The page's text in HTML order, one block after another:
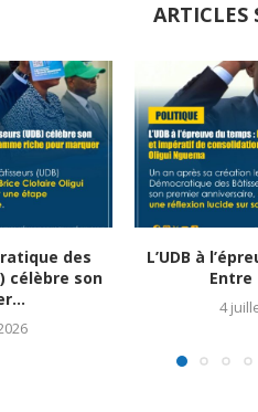
ARTICLES
des
célèbre son
L’UDB à
Entre
4